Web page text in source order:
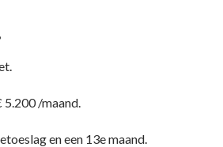
5.200 /maand.
en een 13e maand.